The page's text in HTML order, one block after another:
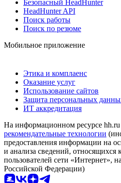
Безопасный HeadHunter
HeadHunter API
Поиск работы
Поиск по резюме
Мобильное приложение
Этика и комплаенс
Оказание услуг
Использование сайтов
Защита персональных
ИТ аккредитация
На информационном ресурсе hh.ru
рекомендательные технологии
предоставления информации на
и анализа сведений, относящихся
пользователей сети «Интернет»,
Российской Федерации)